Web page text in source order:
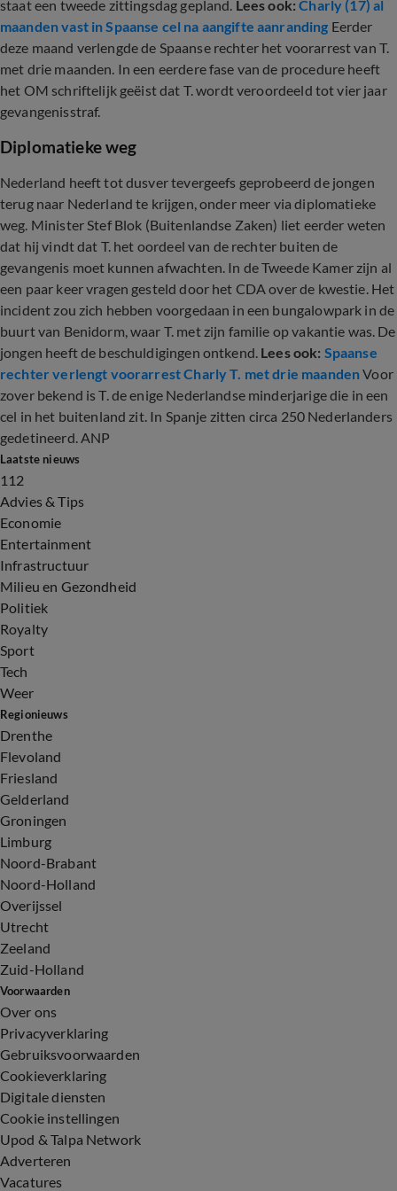
staat een tweede zittingsdag gepland. Lees ook:Charly (17) al
maanden vast in Spaanse cel na aangifte aanranding Eerder
deze maand verlengde de Spaanse rechter het voorarrest van T.
met drie maanden. In een eerdere fase van de procedure heeft
het OM schriftelijk geëist dat T. wordt veroordeeld tot vier jaar
gevangenisstraf.
Diplomatieke weg
Nederland heeft tot dusver tevergeefs geprobeerd de jongen
terug naar Nederland te krijgen, onder meer via diplomatieke
weg. Minister Stef Blok (Buitenlandse Zaken) liet eerder weten
dat hij vindt dat T. het oordeel van de rechter buiten de
gevangenis moet kunnen afwachten. In de Tweede Kamer zijn al
een paar keer vragen gesteld door het CDA over de kwestie. Het
incident zou zich hebben voorgedaan in een bungalowpark in de
buurt van Benidorm, waar T. met zijn familie op vakantie was. De
jongen heeft de beschuldigingen ontkend. Lees ook: Spaanse
rechter verlengt voorarrest Charly T. met drie maandenVoor
zover bekend is T. de enige Nederlandse minderjarige die in een
cel in het buitenland zit. In Spanje zitten circa 250 Nederlanders
gedetineerd. ANP
Laatste nieuws
112
Advies & Tips
Economie
Entertainment
Infrastructuur
Milieu en Gezondheid
Politiek
Royalty
Sport
Tech
Weer
Regionieuws
Drenthe
Flevoland
Friesland
Gelderland
Groningen
Limburg
Noord-Brabant
Noord-Holland
Overijssel
Utrecht
Zeeland
Zuid-Holland
Voorwaarden
Over ons
Privacyverklaring
Gebruiksvoorwaarden
Cookieverklaring
Digitale diensten
Cookie instellingen
Upod & Talpa Network
Adverteren
Vacatures